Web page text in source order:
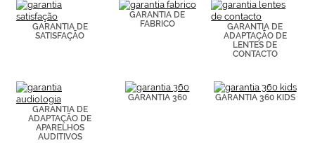
Puedes
consultar más
información en
nuestra
GARANTIA DE
SATISFAÇÃO
GARANTIA DE
FABRICO
GARANTIA DE
ADAPTAÇÃO DE
LENTES DE
CONTACTO
GARANTIA DE
ADAPTAÇÃO DE
APARELHOS
AUDITIVOS
GARANTIA 360 GARANTIA 360 KIDS